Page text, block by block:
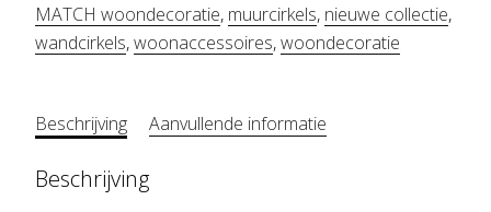
MATCH woondecoratie, muurcirkels, nieuwe collectie,
wandcirkels,woonaccessoires,woondecoratie
Beschrijving Aanvullende informatie
Beschrijving